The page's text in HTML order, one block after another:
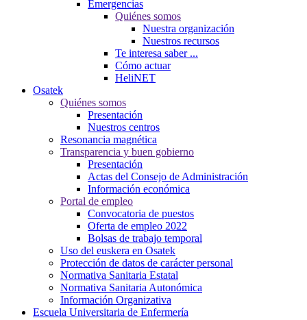
Emergencias
Quiénes somos
Nuestra organización
Nuestros recursos
Te interesa saber ...
Cómo actuar
HeliNET
Osatek
Quiénes somos
Presentación
Nuestros centros
Resonancia magnética
Transparencia y buen gobierno
Presentación
Actas del Consejo de Administración
Información económica
Portal de empleo
Convocatoria de puestos
Oferta de empleo 2022
Bolsas de trabajo temporal
Uso del euskera en Osatek
Protección de datos de carácter personal
Normativa Sanitaria Estatal
Normativa Sanitaria Autonómica
Información Organizativa
Escuela Universitaria de Enfermería